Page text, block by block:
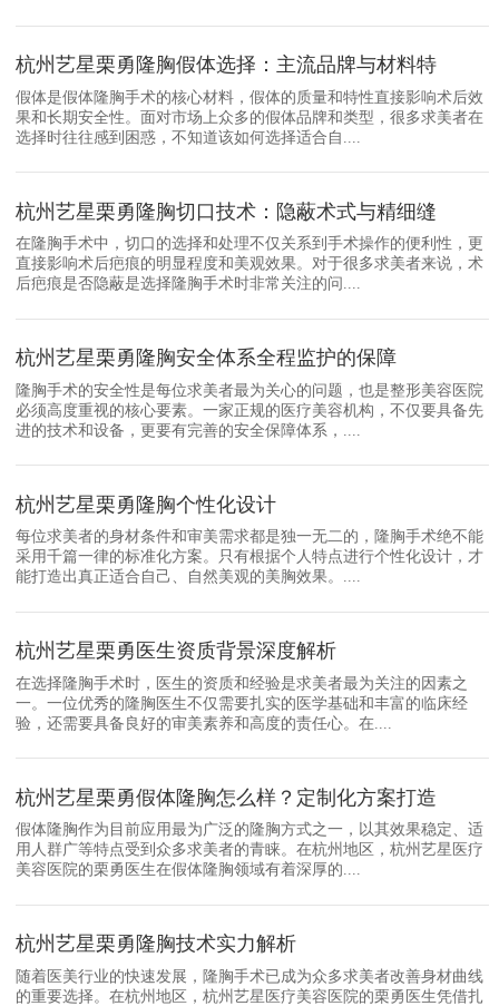
杭州艺星栗勇隆胸假体选择：主流品牌与材料特
假体是假体隆胸手术的核心材料，假体的质量和特性直接影响术后效
果和长期安全性。面对市场上众多的假体品牌和类型，很多求美者在
选择时往往感到困惑，不知道该如何选择适合自....
杭州艺星栗勇隆胸切口技术：隐蔽术式与精细缝
在隆胸手术中，切口的选择和处理不仅关系到手术操作的便利性，更
直接影响术后疤痕的明显程度和美观效果。对于很多求美者来说，术
后疤痕是否隐蔽是选择隆胸手术时非常关注的问....
杭州艺星栗勇隆胸安全体系全程监护的保障
隆胸手术的安全性是每位求美者最为关心的问题，也是整形美容医院
必须高度重视的核心要素。一家正规的医疗美容机构，不仅要具备先
进的技术和设备，更要有完善的安全保障体系，....
杭州艺星栗勇隆胸个性化设计
每位求美者的身材条件和审美需求都是独一无二的，隆胸手术绝不能
采用千篇一律的标准化方案。只有根据个人特点进行个性化设计，才
能打造出真正适合自己、自然美观的美胸效果。....
杭州艺星栗勇医生资质背景深度解析
在选择隆胸手术时，医生的资质和经验是求美者最为关注的因素之
一。一位优秀的隆胸医生不仅需要扎实的医学基础和丰富的临床经
验，还需要具备良好的审美素养和高度的责任心。在....
杭州艺星栗勇假体隆胸怎么样？定制化方案打造
假体隆胸作为目前应用最为广泛的隆胸方式之一，以其效果稳定、适
用人群广等特点受到众多求美者的青睐。在杭州地区，杭州艺星医疗
美容医院的栗勇医生在假体隆胸领域有着深厚的....
杭州艺星栗勇隆胸技术实力解析
随着医美行业的快速发展，隆胸手术已成为众多求美者改善身材曲线
的重要选择。在杭州地区，杭州艺星医疗美容医院的栗勇医生凭借扎